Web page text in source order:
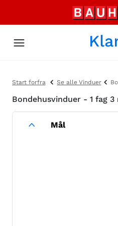
Start forfra Se alle Vinduer
Bondehusvinduer - 1 fag 3
Mål